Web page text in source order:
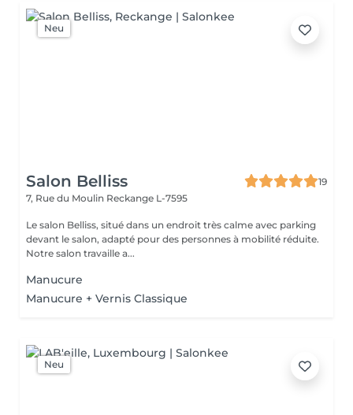
Neu
Salon Belliss
19
7, Rue du Moulin Reckange L-7595
Le salon Belliss, situé dans un endroit très calme avec parking
devant le salon, adapté pour des personnes à mobilité réduite.
Notre salon travaille a...
Manucure
Manucure + Vernis Classique
Neu